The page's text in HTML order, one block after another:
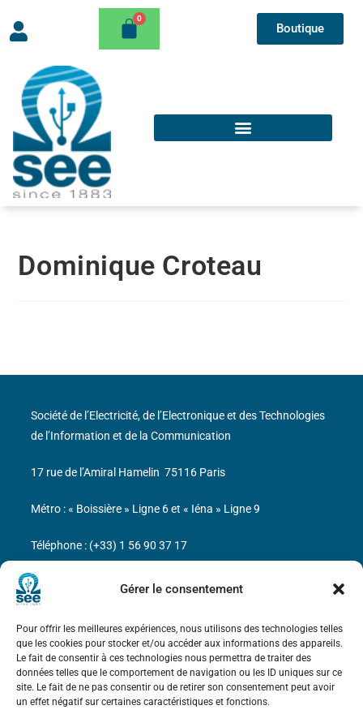
Gérer le consentement
Pour offrir les meilleures expériences, nous utilisons des technologies telles
que les cookies pour stocker et/ou accéder aux informations des appareils.
Le fait de consentir à ces technologies nous permettra de traiter des
données telles que le comportement de navigation ou les ID uniques sur ce
site. Le fait de ne pas consentir ou de retirer son consentement peut avoir
un effet négatif sur certaines caractéristiques et fonctions.
Boutique
Dominique Croteau
Bicentenaire des découvertes d’André-
Marie Ampère
Mentions légales
Société de l’Electricité, de l’Electronique et des Technologies
de l’Information et de la Communication
17 rue de l’Amiral Hamelin 75116 Paris
Métro : « Boissière » Ligne 6 et « Iéna » Ligne 9
Téléphone : (+33) 1 56 90 37 17
N° de SIREN : 785 393 232, Code APE : 9412Z TVA intra-
communautaire : FR44 785 393 232